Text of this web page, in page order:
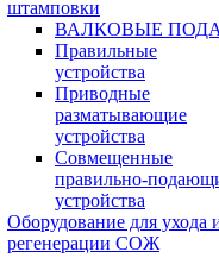
штамповки
ВАЛКОВЫЕ
Правильные
устройства
Приводные
разматывающие
устройства
Совмещенные
правильно-
устройства
Оборудование для ухода
регенерации СОЖ